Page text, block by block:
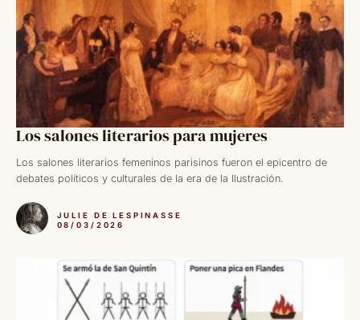
Los salones literarios para mujeres
Los salones literarios femeninos parisinos fueron el epicentro de
debates políticos y culturales de la era de la Ilustración.
JULIE DE LESPINASSE
08/03/2026